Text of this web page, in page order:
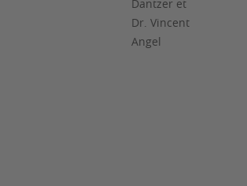
Dantzer et
Dr. Vincent
Angel